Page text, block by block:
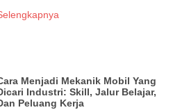
Menjadi Mekanik Mobil Yang
Industri: Skill, Jalur Belajar,
Peluang Kerja